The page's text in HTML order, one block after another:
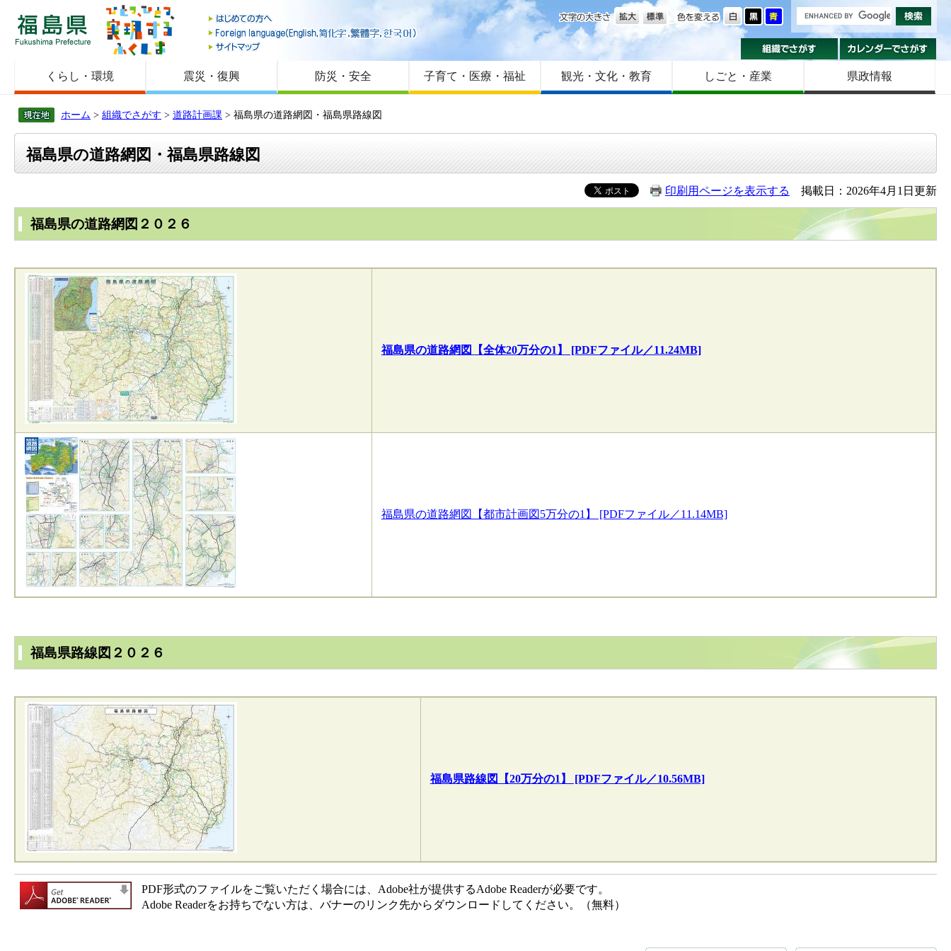
福島県
はじめての方へ
Foreign language
サイトマップ
色を変える
文字の大きさ
組織でさがす
くらし・環境 震災・復興 防災・安全 子育て・医療・福祉 観光・文化・教育 しごと・産業 県政情報
ホーム > 組織でさがす > 道路計画課 > 福島県の道路網図・福島県路線図
福島県の道路網図・福島県路線図
印刷用ページを表示する 掲載日：2026年4月1日更新
福島県の道路網図２０２６
福島県の道路網図【全体20万分の1】 [PDFファイル／11.24MB]
福島県の道路網図【都市計画図5万分の1】 [PDFファイル／11.14MB]
福島県路線図２０２６
福島県路線図【20万分の1】 [PDFファイル／10.56MB]
PDF形式のファイルをご覧いただく場合には、Adobe社が提供するAdobe Readerが必要です。
Adobe Readerをお持ちでない方は、バナーのリンク先からダウンロードしてください。（無料）